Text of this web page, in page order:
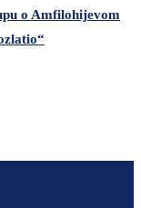
o Amfilohijevom